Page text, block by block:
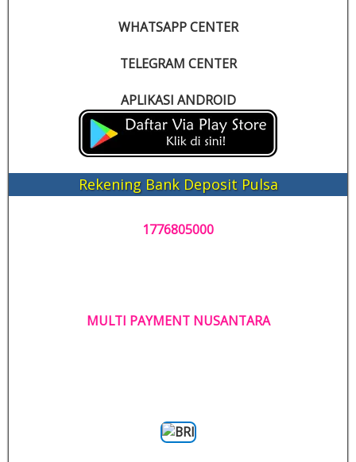
WHATSAPP CENTER
TELEGRAM CENTER
APLIKASI ANDROID
Rekening Bank Deposit Pulsa
1776805000
MULTI PAYMENT NUSANTARA